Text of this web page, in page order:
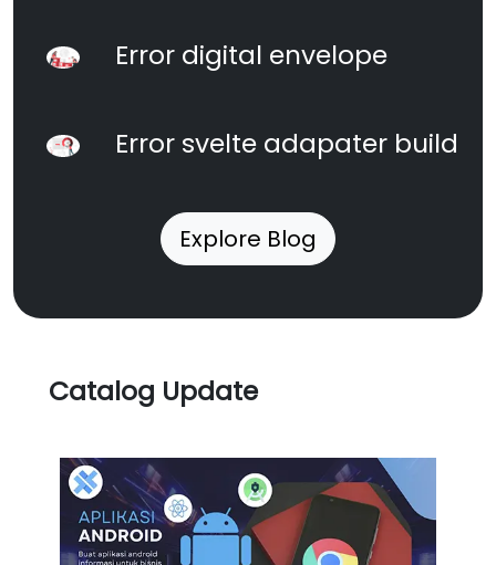
Error digital envelope
Error svelte adapater build
Explore Blog
Catalog Update